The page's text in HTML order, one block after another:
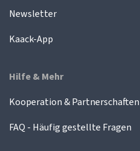
Newsletter
Kaack-App
Hilfe & Mehr
Kooperation & Partnerschaften
FAQ - Häufig gestellte Fragen